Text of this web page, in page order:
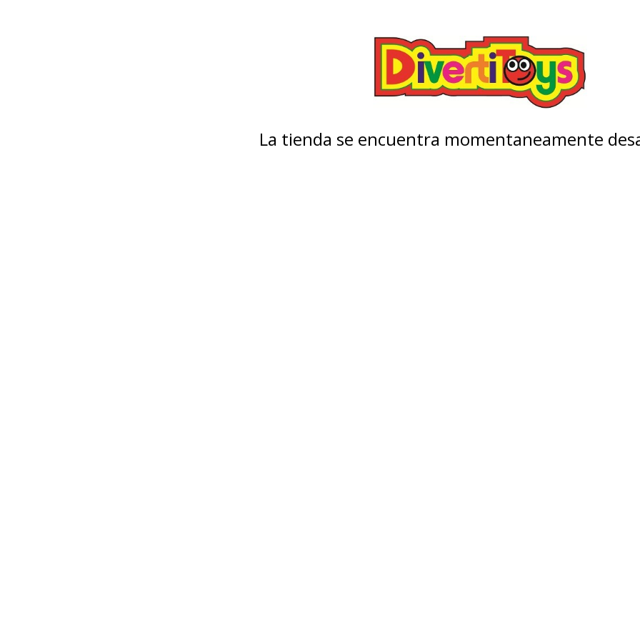
La tienda se encuentra momentaneamente